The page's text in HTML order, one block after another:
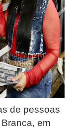
de pessoas
em